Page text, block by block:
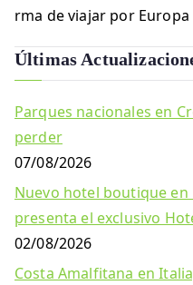
de
entradas
rma de viajar por Europa
Últimas
Parques nacionales en
perder
07/08/2026
Nuevo hotel boutique
presenta el exclusivo
02/08/2026
Costa Amalfitana en